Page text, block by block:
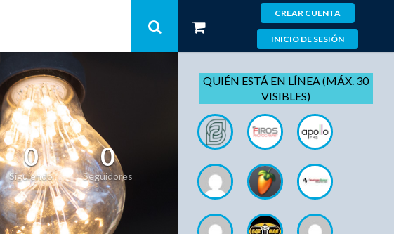
CREAR CUENTA
INICIO DE SESIÓN
0
Siguiendo
0
Seguidores
QUIÉN ESTÁ EN LÍNEA (MÁX. 30
VISIBLES)